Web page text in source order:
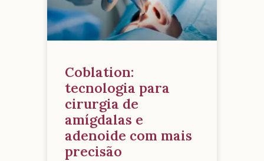
Coblation:
tecnologia para
cirurgia de
amígdalas e
adenoide com mais
precisão